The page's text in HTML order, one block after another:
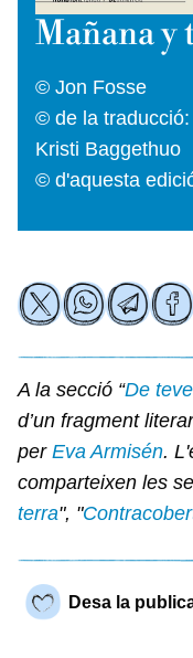
Mañana y
© Jon Fosse
© de la
Kristi Baggethuo
© d'aquesta
A la secció “De
d’un fragment
per Eva Armisén.
comparteixen les
terra", "
Desa la